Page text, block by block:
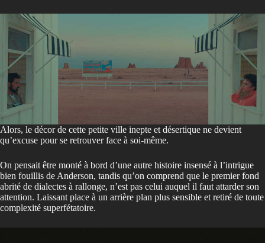
Alors, le décor de cette petite ville inepte et désertique ne devient
qu’excuse pour se retrouver face à soi-même.
On pensait être monté à bord d’une autre histoire insensé à l’intrigue
bien fouillis de Anderson, tandis qu’on comprend que le premier fond
abrité de dialectes à rallonge, n’est pas celui auquel il faut attarder son
attention. Laissant place à un arrière plan plus sensible et retiré de toute
complexité superfétatoire.